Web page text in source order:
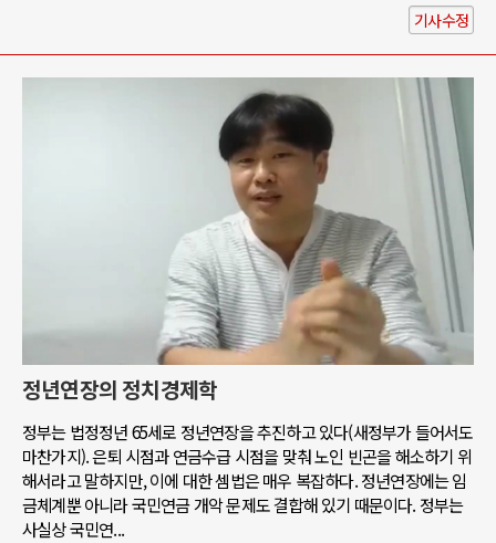
기사수정
정년연장의 정치경제학
정부는 법정정년 65세로 정년연장을 추진하고 있다(새정부가 들어서도
마찬가지). 은퇴 시점과 연금수급 시점을 맞춰 노인 빈곤을 해소하기 위
해서라고 말하지만, 이에 대한 셈법은 매우 복잡하다. 정년연장에는 임
금체계뿐 아니라 국민연금 개악 문제도 결합해 있기 때문이다. 정부는
사실상 국민연...